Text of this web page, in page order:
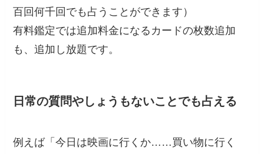
百回何千回でも占うことができます）
有料鑑定では追加料金になるカードの枚数追加
も、追加し放題です。
日常の質問やしょうもないことでも占える
例えば「今日は映画に行くか……買い物に行く